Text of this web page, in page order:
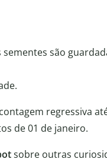
são
regressiva
de 01 de janeiro.
sobre outras